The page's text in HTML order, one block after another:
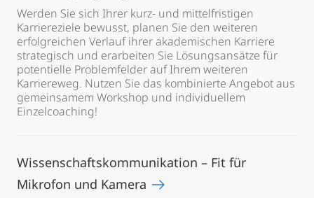
Werden Sie sich Ihrer kurz- und mittelfristigen
Karriereziele bewusst, planen Sie den weiteren
erfolgreichen Verlauf ihrer akademischen Karriere
strategisch und erarbeiten Sie Lösungsansätze für
potentielle Problemfelder auf Ihrem weiteren
Karriereweg. Nutzen Sie das kombinierte Angebot aus
gemeinsamem Workshop und individuellem
Einzelcoaching!
Wissenschaftskommunikation – Fit für
Mikrofon und Kamera